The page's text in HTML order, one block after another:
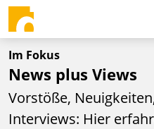
Im Fokus
News plus Views
Vorstöße,
Interviews: Hier